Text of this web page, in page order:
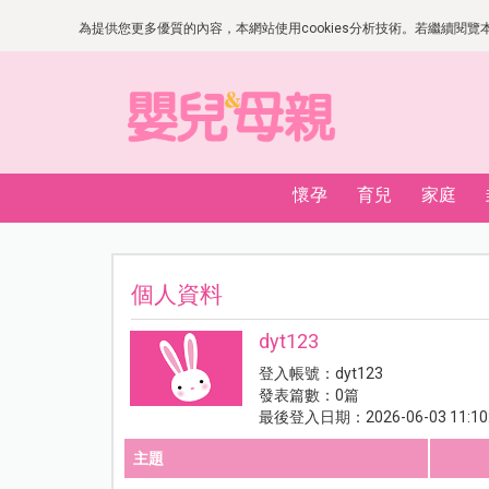
為提供您更多優質的內容，本網站使用cookies分析技術。若繼續閱
懷孕 育兒 家庭
個人資料
dyt123
登入帳號：dyt123
發表篇數：0篇
最後登入日期：2026-06-03
主題